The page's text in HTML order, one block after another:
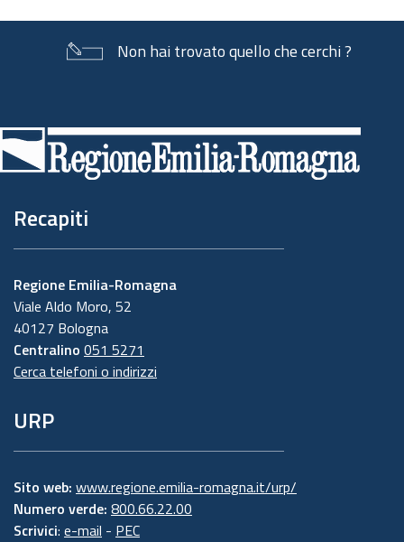
Non hai trovato quello che cerchi ?
di
pagina
Recapiti
Regione Emilia-Romagna
Viale Aldo Moro, 52
40127 Bologna
Centralino 051 5271
Cerca telefoni o indirizzi
URP
Sito web: www.regione.emilia-romagna.it/urp/
Numero verde: 800.66.22.00
Scrivici: e-mail - PEC